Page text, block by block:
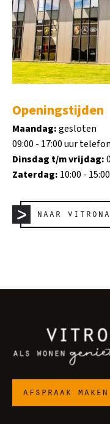
Openingstijden
Maandag:gesloten
09:00 - 17:00 uur
Dinsdag t/m vrijdag:
Zaterdag: 10:00 -
naar
afspraak maken